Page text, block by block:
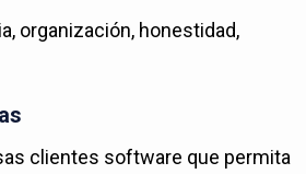
organización, honestidad,
clientes software que permita